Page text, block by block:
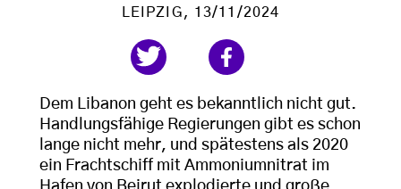
LEIPZIG , 13/11/2024
Dem Libanon geht es bekanntlich nicht gut.
Handlungsfähige Regierungen gibt es schon
lange nicht mehr, und spätestens als 2020
ein Frachtschiff mit Ammoniumnitrat im